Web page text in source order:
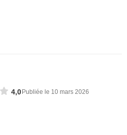
4,0 Publiée le 10 mars 2026